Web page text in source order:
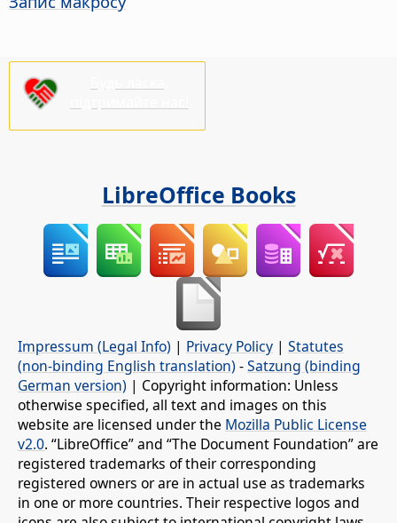
LibreOffice Books
Impressum (Legal Info) | Privacy Policy | Statutes
(non-binding English translation) -Satzung (binding
German version) | Copyright information: Unless
otherwise specified, all text and images on this
website are licensed under the Mozilla Public License
v2.0. “LibreOffice” and “The Document Foundation” are
registered trademarks of their corresponding
registered owners or are in actual use as trademarks
in one or more countries. Their respective logos and